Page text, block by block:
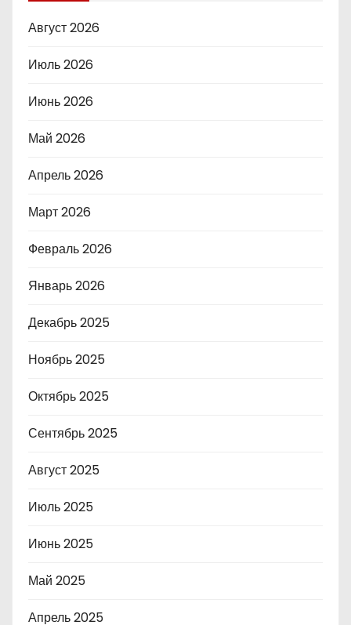
Август 2026
Июль 2026
Июнь 2026
Май 2026
Апрель 2026
Март 2026
Февраль 2026
Январь 2026
Декабрь 2025
Ноябрь 2025
Октябрь 2025
Сентябрь 2025
Август 2025
Июль 2025
Июнь 2025
Май 2025
Апрель 2025